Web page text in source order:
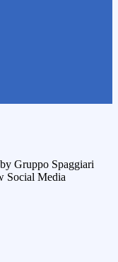
Gruppo Spaggiari
Social Media